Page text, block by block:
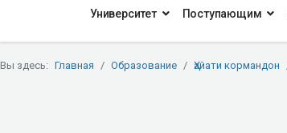
Университет Поступающим
Вы здесь: Главная Образование Ҳайати кормандон